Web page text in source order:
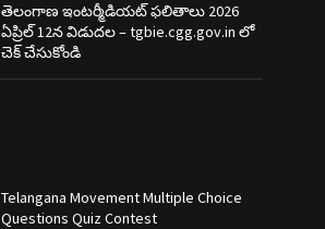
తెలంగాణ ఇంటర్మీడియట్ ఫలితాలు 2026
ఏప్రిల్ 12న విడుదల – tgbie.cgg.gov.in లో
చెక్ చేసుకోండి
Telangana Movement Multiple Choice
Questions Quiz Contest